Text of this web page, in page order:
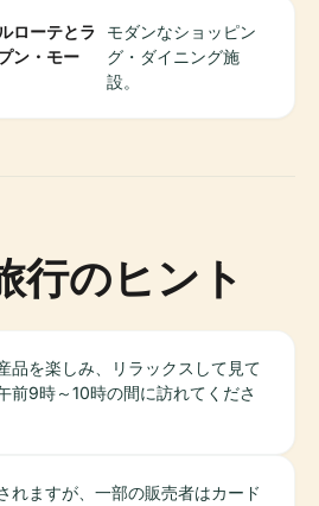
ローテとラ
ン・モー
モダンなショッピン
グ・ダイニング施
設。
行のヒント
品を楽しみ、リラックスして見て
前9時～10時の間に訪れてくださ
れますが、一部の販売者はカード